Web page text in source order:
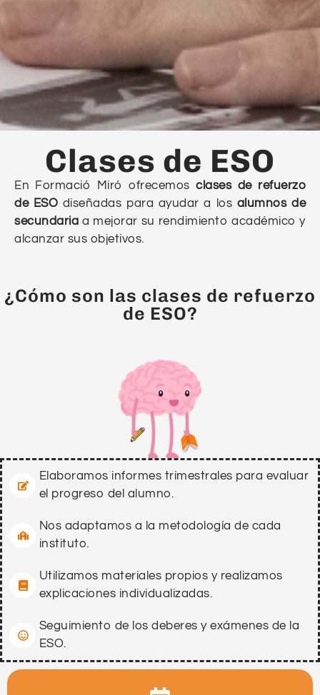
Clases de ESO
En Formació Miró ofrecemosclases de refuerzo
de ESO diseñadas para ayudar a los alumnos de
secundaria a mejorar su rendimiento académico y
alcanzar sus objetivos.
¿Cómo son las clases de refuerzo
de ESO?
Elaboramos informes trimestrales para evaluar
el progreso del alumno.
Nos adaptamos a la metodología de cada
instituto.
Utilizamos materiales propios y realizamos
explicaciones individualizadas.
Seguimiento de los deberes y exámenes de la
ESO.